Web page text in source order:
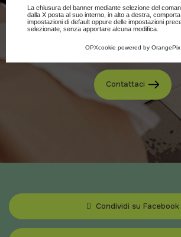
Consulta l'informativa cookie
La chiusura del banner mediante selezione del
dalla X posta al suo interno, in alto a destra,
impostazioni di default oppure delle impostazioni
selezionate, senza apportare alcuna modifica.
OPXcookie powered by OrangePix
nostra rete e contribuisci a un
e responsabile.
Contattaci
Condividi su Facebook